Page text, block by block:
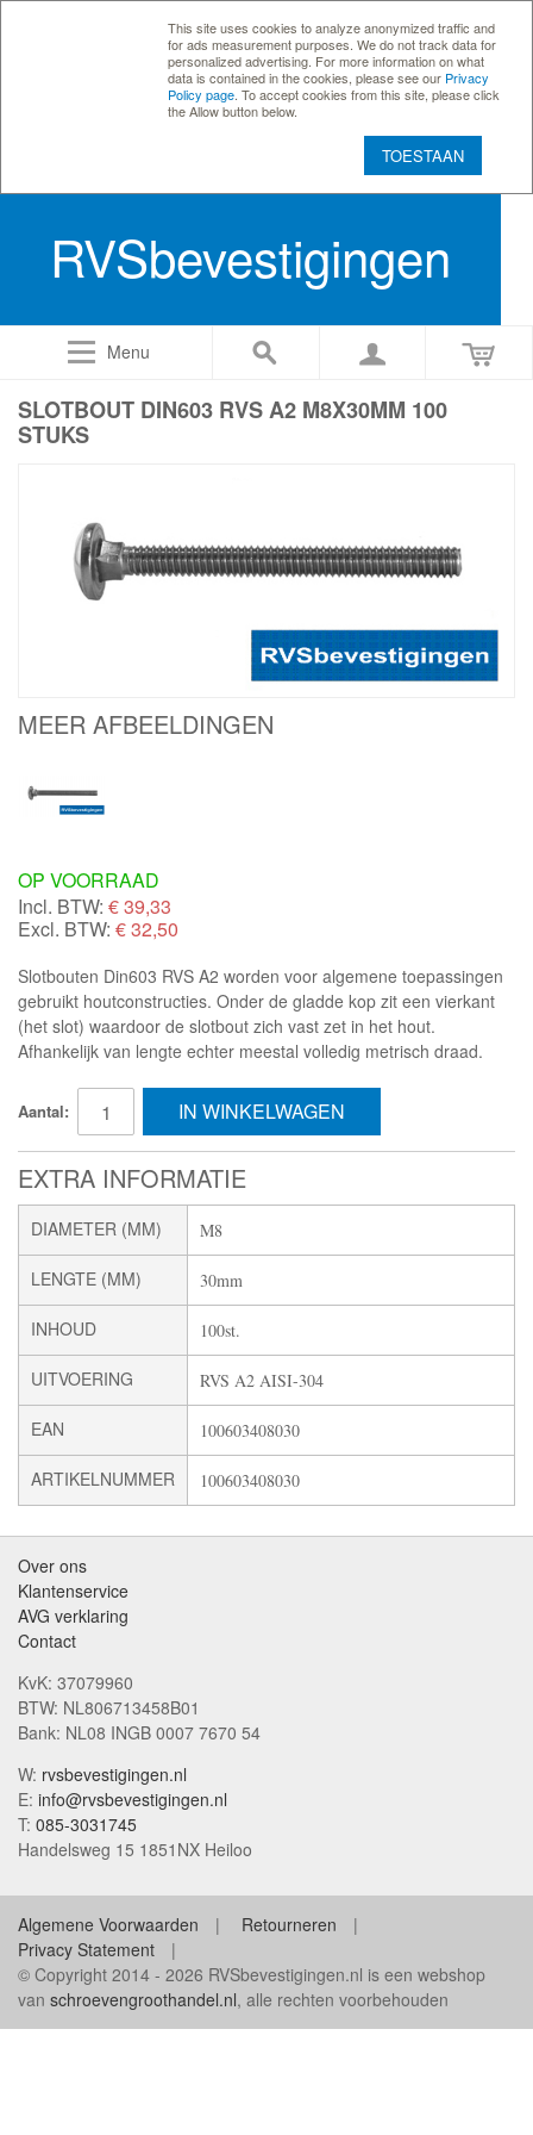
This site uses cookies to analyze anonymized traffic and
for ads measurement purposes. We do not track data for
personalized advertising. For more information on what
data is contained in the cookies, please see our Privacy
Policy page . To accept cookies from this site, please click
the Allow button below.
TOESTAAN
RVSbevestigingen
Menu
SLOTBOUT DIN603 RVS A2 M8X30MM 100
STUKS
MEER AFBEELDINGEN
OP VOORRAAD
Incl. BTW: €39,33
Excl. BTW: € 32,50
Slotbouten Din603 RVS A2 worden voor algemene toepassingen
gebruikt houtconstructies. Onder de gladde kop zit een vierkant
(het slot) waardoor de slotbout zich vast zet in het hout.
Afhankelijk van lengte echter meestal volledig metrisch draad.
Aantal: IN WINKELWAGEN
EXTRA INFORMATIE
DIAMETER (MM) M8
LENGTE (MM) 30mm
INHOUD 100st.
UITVOERING RVS A2 AISI-304
EAN 100603408030
ARTIKELNUMMER 100603408030
Over ons
Klantenservice
AVG verklaring
Contact
KvK: 37079960
BTW: NL806713458B01
Bank: NL08 INGB 0007 7670 54
W: rvsbevestigingen.nl
E: info@rvsbevestigingen.nl
T: 085-3031745
Handelsweg 15 1851NX Heiloo
Algemene Voorwaarden
Retourneren
Privacy Statement
© Copyright 2014 - 2026 RVSbevestigingen.nl is een webshop
van schroevengroothandel.nl, alle rechten voorbehouden